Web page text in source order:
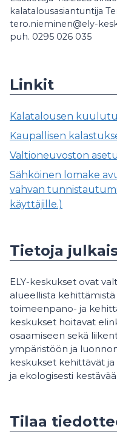
kalatalousasiantuntija
tero.nieminen@ely-
puh. 0295 026 035
Linkit
Kalatalousen
Kaupallisen
Valtioneuvoston
Sähköinen lomake
vahvan
käyttäjille.)
Tietoja
ELY-keskukset ovat
alueellista
toimeenpano- ja
keskukset hoitavat
osaamiseen sekä
ympäristöön ja
keskukset kehittävät
ja ekologisesti
Tilaa